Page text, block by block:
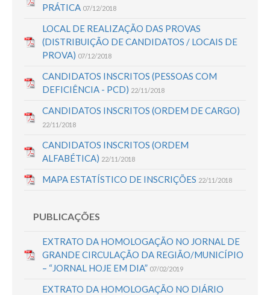
PRÁTICA 07/12/2018
LOCAL DE REALIZAÇÃO DAS PROVAS
(DISTRIBUIÇÃO DE CANDIDATOS / LOCAIS DE
PROVA) 07/12/2018
CANDIDATOS INSCRITOS (PESSOAS COM
DEFICIÊNCIA - PCD) 22/11/2018
CANDIDATOS INSCRITOS (ORDEM DE CARGO)
22/11/2018
CANDIDATOS INSCRITOS (ORDEM
ALFABÉTICA) 22/11/2018
MAPA ESTATÍSTICO DE INSCRIÇÕES 22/11/2018
PUBLICAÇÕES
EXTRATO DA HOMOLOGAÇÃO NO JORNAL DE
GRANDE CIRCULAÇÃO DA REGIÃO/MUNICÍPIO
– “JORNAL HOJE EM DIA” 07/02/2019
EXTRATO DA HOMOLOGAÇÃO NO DIÁRIO